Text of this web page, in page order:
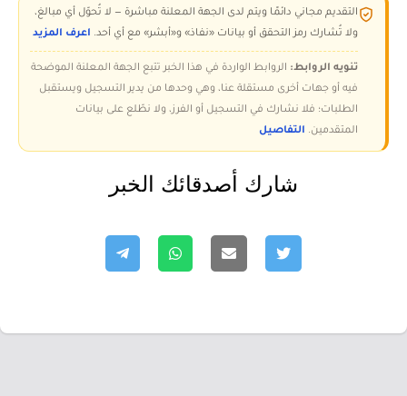
التقديم مجاني دائمًا ويتم لدى الجهة المعلنة مباشرة — لا تُحوّل أي مبالغ،
ولا تُشارك رمز التحقق أو بيانات «نفاذ» و«أبشر» مع أي أحد. اعرف المزيد
تنويه الروابط: الروابط الواردة في هذا الخبر تتبع الجهة المعلنة الموضحة
فيه أو جهات أخرى مستقلة عنا، وهي وحدها من يدير التسجيل ويستقبل
الطلبات؛ فلا نشارك في التسجيل أو الفرز، ولا نطّلع على بيانات
المتقدمين. التفاصيل
شارك أصدقائك الخبر